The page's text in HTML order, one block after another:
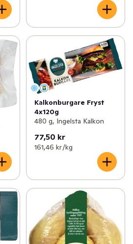
Kalkonburgare Fryst
4x120g
480 g, Ingelsta Kalkon
77,50 kr
161,46 kr /kg